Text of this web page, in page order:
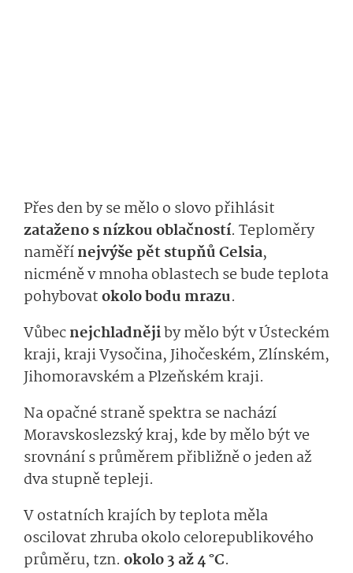
Přes den by se mělo o slovo přihlásit
zataženo s nízkou oblačností. Teploměry
naměřínejvýše pět stupňů Celsia,
nicméně v mnoha oblastech se bude teplota
pohybovatokolo bodu mrazu.
Vůbecnejchladnějiby mělo být v Ústeckém
kraji, kraji Vysočina, Jihočeském, Zlínském,
Jihomoravském a Plzeňském kraji.
Na opačné straně spektra se nachází
Moravskoslezský kraj, kde by mělo být ve
srovnání s průměrem přibližně o jeden až
dva stupně tepleji.
V ostatních krajích by teplota měla
oscilovat zhruba okolo celorepublikového
průměru, tzn. okolo 3 až 4 °C.